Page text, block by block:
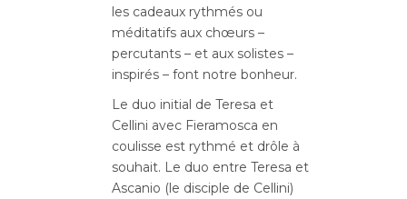
les cadeaux rythmés ou
méditatifs aux chœurs –
percutants – et aux solistes –
inspirés – font notre bonheur.
Le duo initial de Teresa et
Cellini avec Fieramosca en
coulisse est rythmé et drôle à
souhait. Le duo entre Teresa et
Ascanio (le disciple de Cellini)